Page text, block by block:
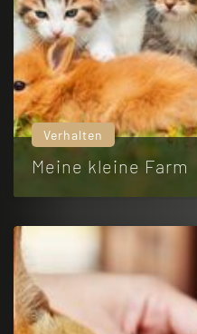
Verhalten
Meine kleine Farm